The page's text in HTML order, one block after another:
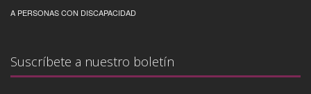
A PERSONAS CON DISCAPACIDAD
Suscríbete a nuestro boletín